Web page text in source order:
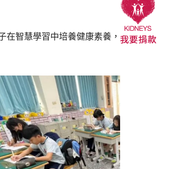
智慧學習中培養健康素養，